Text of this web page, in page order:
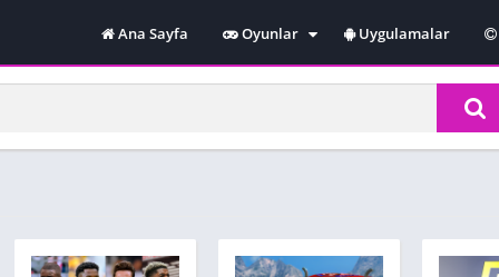
Ana Sayfa
Oyunlar
Spor
Uygulamalar